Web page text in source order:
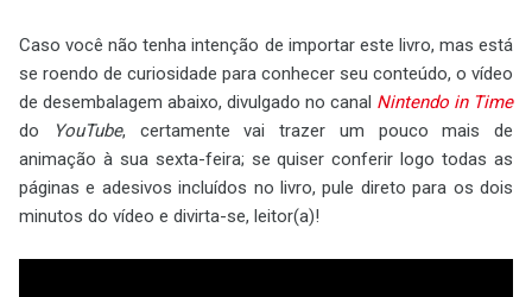
Caso você não tenha intenção de importar este livro, mas está
se roendo de curiosidade para conhecer seu conteúdo, o vídeo
de desembalagem abaixo, divulgado no canal Nintendo in Time
do
YouTube, certamente vai trazer um pouco mais de
animação à sua sexta-feira; se quiser conferir logo todas as
páginas e adesivos incluídos no livro, pule direto para os dois
minutos do vídeo e divirta-se, leitor(a)!